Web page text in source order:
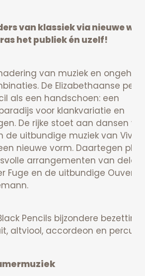
van klassiek via nieuwe
het publiek én uzelf!
van muziek en
De Elizabethaanse
als een handschoen: een
voor klankvariatie en
De rijke stoet aan dansen
de uitbundige muziek van
nieuwe vorm. Daartegen
arrangementen van delen
Fuge en de uitbundige
Pencils bijzondere bezetting
altviool, accordeon en